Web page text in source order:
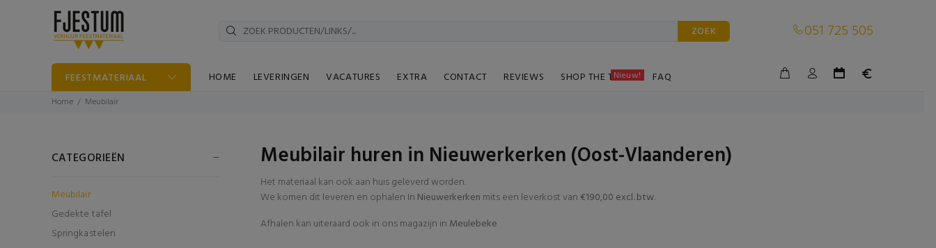
ZOEK 051 725 505
FEESTMATERIAAL HOME LEVERINGEN VACATURES EXTRA CONTACT REVIEWS SHOP THE TABLE
Nieuw! FAQ
Home Meubilair
CATEGORIEËN
Meubilair
Gedekte tafel
Springkastelen
Meubilair huren in Nieuwerkerken (Oost-Vlaanderen)
Het materiaal kan ook aan huis geleverd worden.
We komen dit leveren en ophalen In Nieuwerkerken mits een leverkost van€190,00 excl. btw.
Afhalen kan uiteraard ook in ons magazijn in Meulebeke